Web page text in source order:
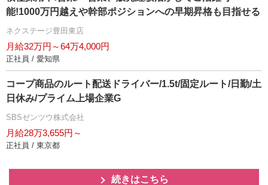
能!1000万円越えや幹部ポジションへの早期昇格も目指せる
ネクステージ豊田東店
月給32万円～64万4,000円
正社員 / 愛知県
コープ商品のルート配送ドライバー/1.5t/固定ルート/日勤/土
日休み/プライム上場企業G
SBSゼンツウ株式会社
月給28万3,655円～
正社員 / 東京都
続きはこちら